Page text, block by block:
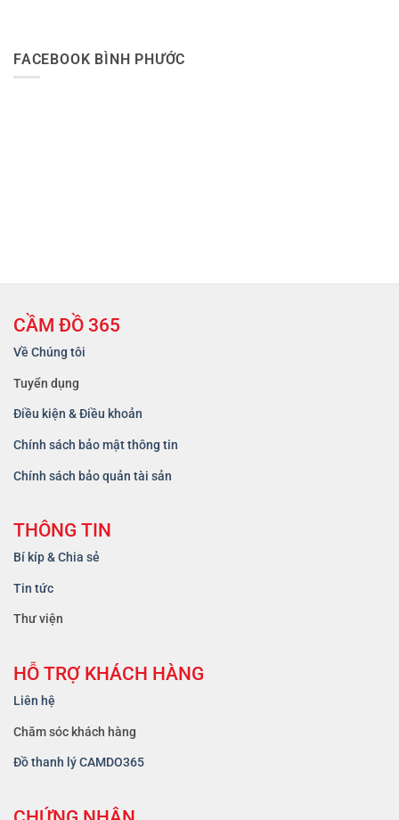
FACEBOOK BÌNH PHƯỚC
CẦM ĐỒ 365
Về Chúng tôi
Tuyển dụng
Điều kiện & Điều khoản
Chính sách bảo mật thông tin
Chính sách bảo quản tài sản
THÔNG TIN
Bí kíp & Chia sẻ
Tin tức
Thư viện
HỖ TRỢ KHÁCH HÀNG
Liên hệ
Chăm sóc khách hàng
Đồ thanh lý CAMDO365